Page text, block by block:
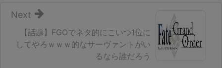
【話題】FGOでネタ的にこいつ1位に
してやろｗｗｗ的なサーヴァントがい
るなら誰だろう
Next